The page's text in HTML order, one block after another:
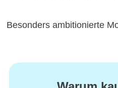
Besonders ambitionierte